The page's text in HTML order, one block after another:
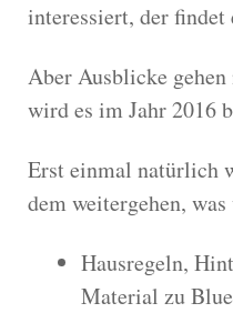
interessiert, der findet
Aber Ausblicke
wird es im Jahr 2016
Erst einmal natürlich
dem weitergehen,
Hausregeln,
Material zu